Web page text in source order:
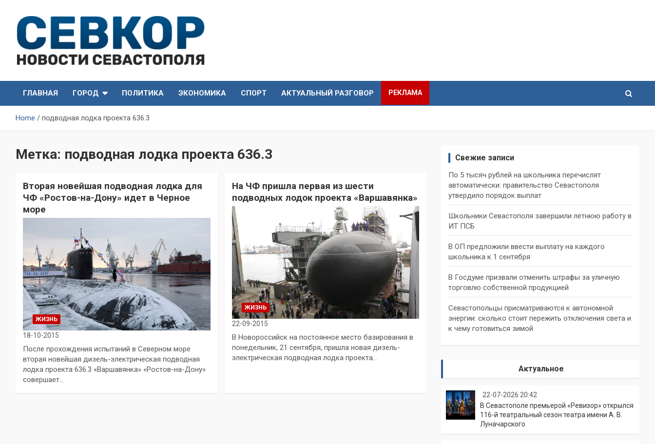
content
СевКор — Новости
Севастополя
Севастополя
ГЛАВНАЯ
ГОРОД ПОЛИТИКА ЭКОНОМИКА СПОРТ АКТУАЛЬНЫЙ РАЗГОВОР РЕКЛАМА
Home подводная лодка проекта 636.3
Метка: подводная лодка проекта 636.3
Вторая новейшая подводная лодка для
ЧФ «Ростов-на-Дону» идет в Черное
море
ЖИЗНЬ
18-10-2015
После прохождения испытаний в Северном море
вторая новейшая дизель-электрическая подводная
лодка проекта 636.3 «Варшавянка» «Ростов-на-Дону»
совершает…
На ЧФ пришла первая из шести
подводных лодок проекта «Варшавянка»
ЖИЗНЬ
22-09-2015
В Новороссийск на постоянное место базирования в
понедельник, 21 сентября, пришла новая дизель-
электрическая подводная лодка проекта…
Свежие записи
По 5 тысяч рублей на школьника перечислят
автоматически: правительство Севастополя
утвердило порядок выплат
Школьники Севастополя завершили летнюю работу в
ИТ ПСБ
В ОП предложили ввести выплату на каждого
школьника к 1 сентября
В Госдуме призвали отменить штрафы за уличную
торговлю собственной продукцией
Севастопольцы присматриваются к автономной
энергии: сколько стоит пережить отключения света и
к чему готовиться зимой
Актуальное
22-07-2026 20:42
В Севастополе премьерой «Ревизор» открылся
116-й театральный сезон театра имени А. В.
Луначарского